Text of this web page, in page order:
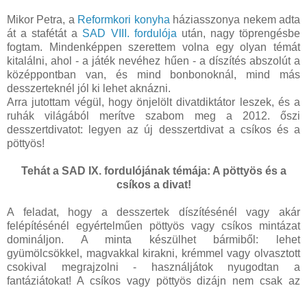
Mikor Petra, a Reformkori konyha háziasszonya nekem adta
át a stafétát a SAD VIII. fordulója után, nagy töprengésbe
fogtam. Mindenképpen szerettem volna egy olyan témát
kitalálni, ahol - a játék nevéhez hűen - a díszítés abszolút a
középpontban van, és mind bonbonoknál, mind más
desszerteknél jól ki lehet aknázni.
Arra jutottam végül, hogy önjelölt divatdiktátor leszek, és a
ruhák világából merítve szabom meg a 2012. őszi
desszertdivatot: legyen az új desszertdivat a csíkos és a
pöttyös!
Tehát a SAD IX. fordulójának témája: A pöttyös és a
csíkos a divat!
A feladat, hogy a desszertek díszítésénél vagy akár
felépítésénél egyértelműen pöttyös vagy csíkos mintázat
domináljon. A minta készülhet bármiből: lehet
gyümölcsökkel, magvakkal kirakni, krémmel vagy olvasztott
csokival megrajzolni - használjátok nyugodtan a
fantáziátokat! A csíkos vagy pöttyös dizájn nem csak az